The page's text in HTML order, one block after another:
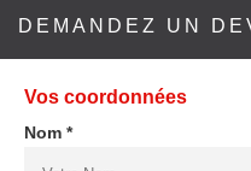
DEMANDEZ UN
Vos coordonnées
Nom *